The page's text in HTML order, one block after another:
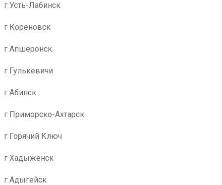
г Усть-Лабинск
г Кореновск
г Апшеронск
г Гулькевичи
г Абинск
г Приморско-Ахтарск
г Горячий Ключ
г Хадыженск
г Адыгейск